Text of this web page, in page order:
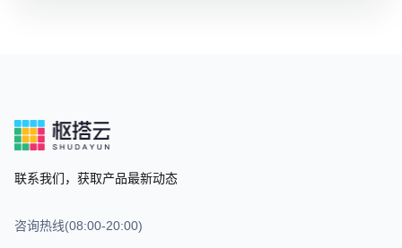
联系我们，获取产品最新动态
咨询热线(08:00-20:00)